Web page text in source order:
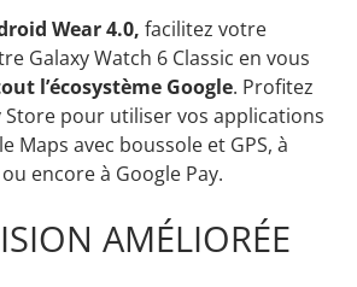
Wear 4.0, facilitez votre
Galaxy Watch 6 Classic en vous
l’écosystème Google. Profitez
Store pour utiliser vos applications
Maps avec boussole et GPS, à
encore à Google Pay.
AMÉLIORÉE